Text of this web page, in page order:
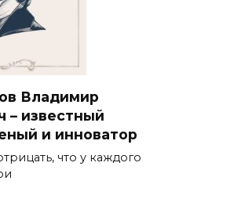
Владимир
– известный
и инноватор
что у каждого